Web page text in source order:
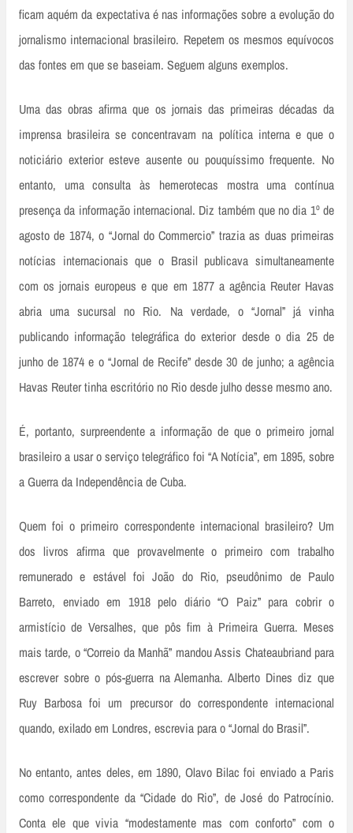
ficam aquém da expectativa é nas informações sobre a evolução do
jornalismo internacional brasileiro. Repetem os mesmos equívocos
das fontes em que se baseiam. Seguem alguns exemplos.
Uma das obras afirma que os jornais das primeiras décadas da
imprensa brasileira se concentravam na política interna e que o
noticiário exterior esteve ausente ou pouquíssimo frequente. No
entanto, uma consulta às hemerotecas mostra uma contínua
presença da informação internacional. Diz também que no dia 1º de
agosto de 1874, o “Jornal do Commercio” trazia as duas primeiras
notícias internacionais que o Brasil publicava simultaneamente
com os jornais europeus e que em 1877 a agência Reuter Havas
abria uma sucursal no Rio. Na verdade, o “Jornal” já vinha
publicando informação telegráfica do exterior desde o dia 25 de
junho de 1874 e o “Jornal de Recife” desde 30 de junho; a agência
Havas Reuter tinha escritório no Rio desde julho desse mesmo ano.
É, portanto, surpreendente a informação de que o primeiro jornal
brasileiro a usar o serviço telegráfico foi “A Notícia”, em 1895, sobre
a Guerra da Independência de Cuba.
Quem foi o primeiro correspondente internacional brasileiro? Um
dos livros afirma que provavelmente o primeiro com trabalho
remunerado e estável foi João do Rio, pseudônimo de Paulo
Barreto, enviado em 1918 pelo diário “O Paiz” para cobrir o
armistício de Versalhes, que pôs fim à Primeira Guerra. Meses
mais tarde, o “Correio da Manhã” mandou Assis Chateaubriand para
escrever sobre o pós­-guerra na Alemanha. Alberto Dines diz que
Ruy Barbosa foi um precursor do correspondente internacional
quando, exilado em Londres, escrevia para o “Jornal do Brasil”.
No entanto, antes deles, em 1890, Olavo Bilac foi enviado a Paris
como correspondente da “Cidade do Rio”, de José do Patrocínio.
Conta ele que vivia “modestamente mas com conforto” com o